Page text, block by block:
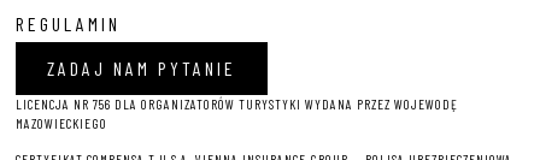
REGULAMIN
ZADAJ NAM PYTANIE
LICENCJA NR 756 DLA ORGANIZATORÓW TURYSTYKI WYDANA PRZEZ WOJEWODĘ
MAZOWIECKIEGO